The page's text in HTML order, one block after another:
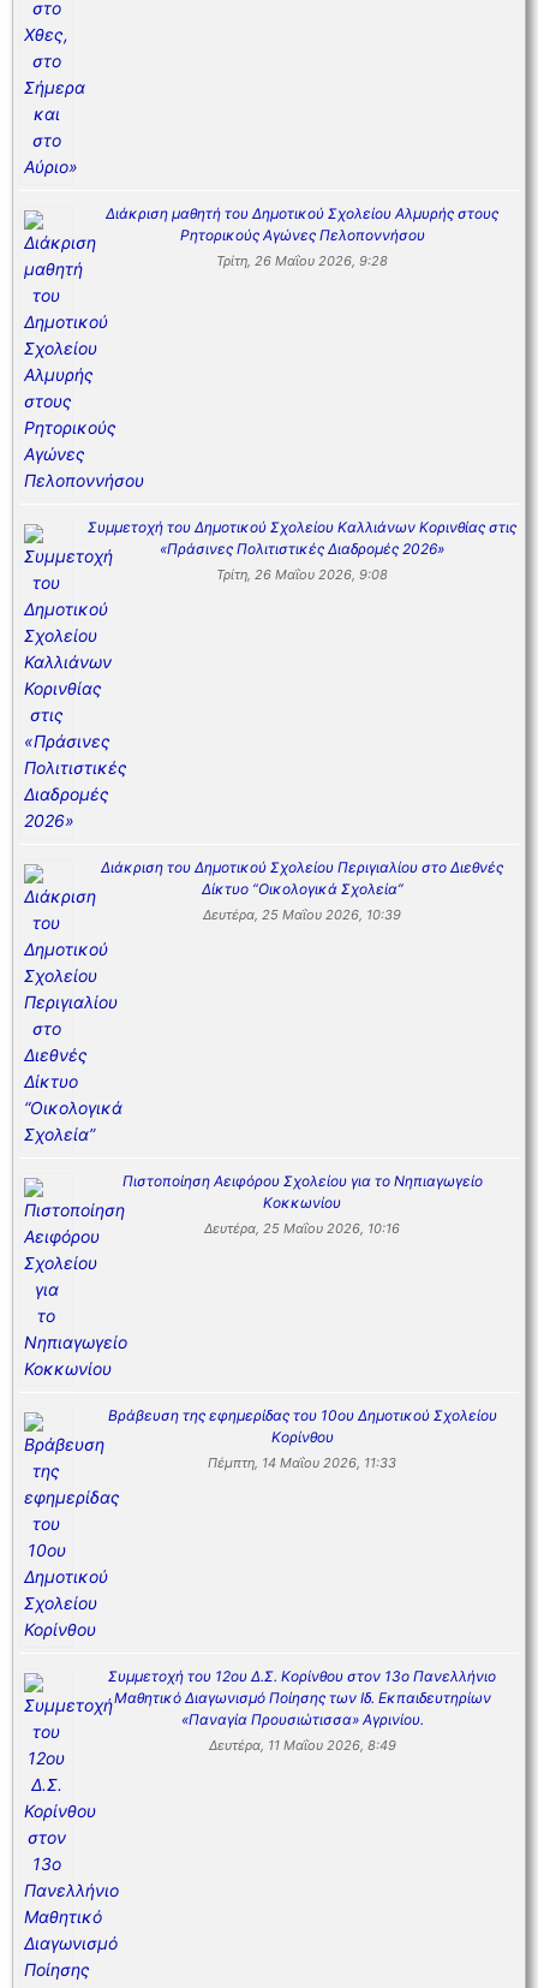
Διάκριση μαθητή του Δημοτικού Σχολείου Αλμυρής στους
Ρητορικούς Αγώνες Πελοποννήσου
Τρίτη, 26 Μαΐου 2026, 9:28
Συμμετοχή του Δημοτικού Σχολείου Καλλιάνων Κορινθίας στις
«Πράσινες Πολιτιστικές Διαδρομές 2026»
Τρίτη, 26 Μαΐου 2026, 9:08
Διάκριση του Δημοτικού Σχολείου Περιγιαλίου στο Διεθνές
Δίκτυο “Οικολογικά Σχολεία”
Δευτέρα, 25 Μαΐου 2026, 10:39
Πιστοποίηση Αειφόρου Σχολείου για το Νηπιαγωγείο
Κοκκωνίου
Δευτέρα, 25 Μαΐου 2026, 10:16
Βράβευση της εφημερίδας του 10ου Δημοτικού Σχολείου
Κορίνθου
Πέμπτη, 14 Μαΐου 2026, 11:33
Συμμετοχή του 12ου Δ.Σ. Κορίνθου στον 13ο Πανελλήνιο
Μαθητικό Διαγωνισμό Ποίησης των Ιδ. Εκπαιδευτηρίων
«Παναγία Προυσιώτισσα» Αγρινίου.
Δευτέρα, 11 Μαΐου 2026, 8:49